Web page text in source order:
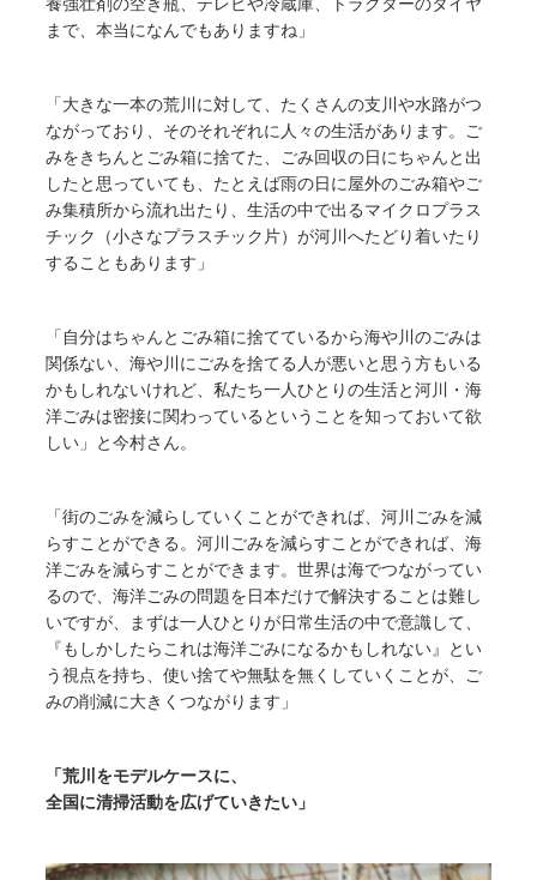
まで、本当になんでもありますね」
「大きな一本の荒川に対して、たくさんの支川や水路がつ
ながっており、そのそれぞれに人々の生活があります。ご
みをきちんとごみ箱に捨てた、ごみ回収の日にちゃんと出
したと思っていても、たとえば雨の日に屋外のごみ箱やご
み集積所から流れ出たり、生活の中で出るマイクロプラス
チック（小さなプラスチック片）が河川へたどり着いたり
することもあります」
「自分はちゃんとごみ箱に捨てているから海や川のごみは
関係ない、海や川にごみを捨てる人が悪いと思う方もいる
かもしれないけれど、私たち一人ひとりの生活と河川・海
洋ごみは密接に関わっているということを知っておいて欲
しい」と今村さん。
「街のごみを減らしていくことができれば、河川ごみを減
らすことができる。河川ごみを減らすことができれば、海
洋ごみを減らすことができます。世界は海でつながってい
るので、海洋ごみの問題を日本だけで解決することは難し
いですが、まずは一人ひとりが日常生活の中で意識して、
『もしかしたらこれは海洋ごみになるかもしれない』とい
う視点を持ち、使い捨てや無駄を無くしていくことが、ご
みの削減に大きくつながります」
「荒川をモデルケースに、
全国に清掃活動を広げていきたい」